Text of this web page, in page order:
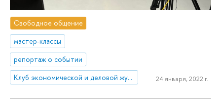
Свободное общение
мастер-классы
репортаж о событии
Клуб экономической и деловой журналистики
24 января, 2022 г.